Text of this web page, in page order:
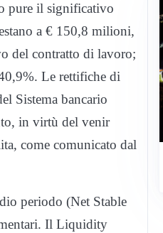
pure il significativo
a € 150,8 milioni,
del contratto di lavoro;
Le rettifiche di
Sistema bancario
in virtù del venir
come comunicato dal
periodo (Net Stable
Il Liquidity